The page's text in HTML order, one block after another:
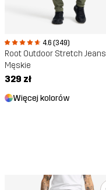
4.6 (349)
Root Outdoor Stretch Jeans
Męskie
329 zł
Więcej kolorów